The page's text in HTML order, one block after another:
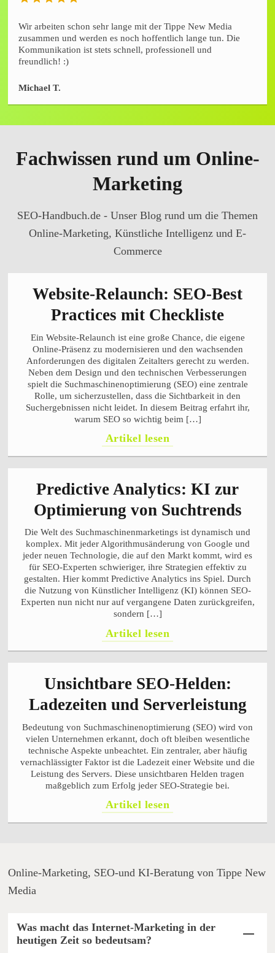
Wir arbeiten schon sehr lange mit der Tippe New Media
zusammen und werden es noch hoffentlich lange tun. Die
Kommunikation ist stets schnell, professionell und
freundlich! :)
Michael T.
Fachwissen rund um Online-
Marketing
SEO-Handbuch.de - Unser Blog rund um die Themen
Online-Marketing, Künstliche Intelligenz und E-
Commerce
Website-Relaunch: SEO-Best
Practices mit Checkliste
Ein Website-Relaunch ist eine große Chance, die eigene
Online-Präsenz zu modernisieren und den wachsenden
Anforderungen des digitalen Zeitalters gerecht zu werden.
Neben dem Design und den technischen Verbesserungen
spielt die Suchmaschinenoptimierung (SEO) eine zentrale
Rolle, um sicherzustellen, dass die Sichtbarkeit in den
Suchergebnissen nicht leidet. In diesem Beitrag erfahrt ihr,
warum SEO so wichtig beim […]
Artikel lesen
Predictive Analytics: KI zur
Optimierung von Suchtrends
Die Welt des Suchmaschinenmarketings ist dynamisch und
komplex. Mit jeder Algorithmusänderung von Google und
jeder neuen Technologie, die auf den Markt kommt, wird es
für SEO-Experten schwieriger, ihre Strategien effektiv zu
gestalten. Hier kommt Predictive Analytics ins Spiel. Durch
die Nutzung von Künstlicher Intelligenz (KI) können SEO-
Experten nun nicht nur auf vergangene Daten zurückgreifen,
sondern […]
Artikel lesen
Unsichtbare SEO-Helden:
Ladezeiten und Serverleistung
Bedeutung von Suchmaschinenoptimierung (SEO) wird von
vielen Unternehmen erkannt, doch oft bleiben wesentliche
technische Aspekte unbeachtet. Ein zentraler, aber häufig
vernachlässigter Faktor ist die Ladezeit einer Website und die
Leistung des Servers. Diese unsichtbaren Helden tragen
maßgeblich zum Erfolg jeder SEO-Strategie bei.
Artikel lesen
Online-Marketing, SEO-und KI-Beratung von Tippe New
Media
Was macht das Internet-Marketing in der
heutigen Zeit so bedeutsam?